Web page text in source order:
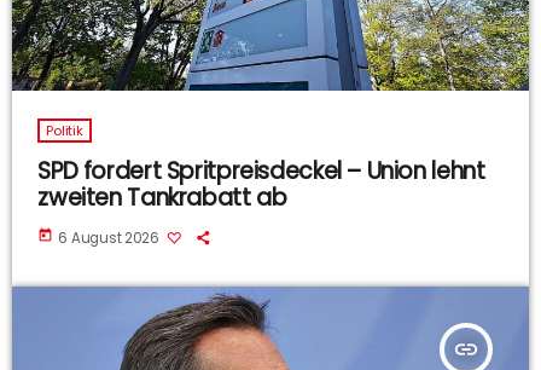
Politik
SPD fordert Spritpreisdeckel – Union lehnt
zweiten Tankrabatt ab
today 6 August 2026
insert_link